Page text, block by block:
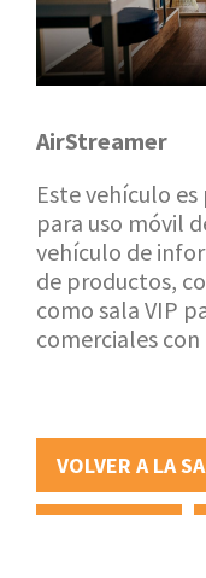
AirStreamer
Este vehículo
para uso móvil
vehículo de
de productos,
como sala VIP
comerciales
VOLVER A LA